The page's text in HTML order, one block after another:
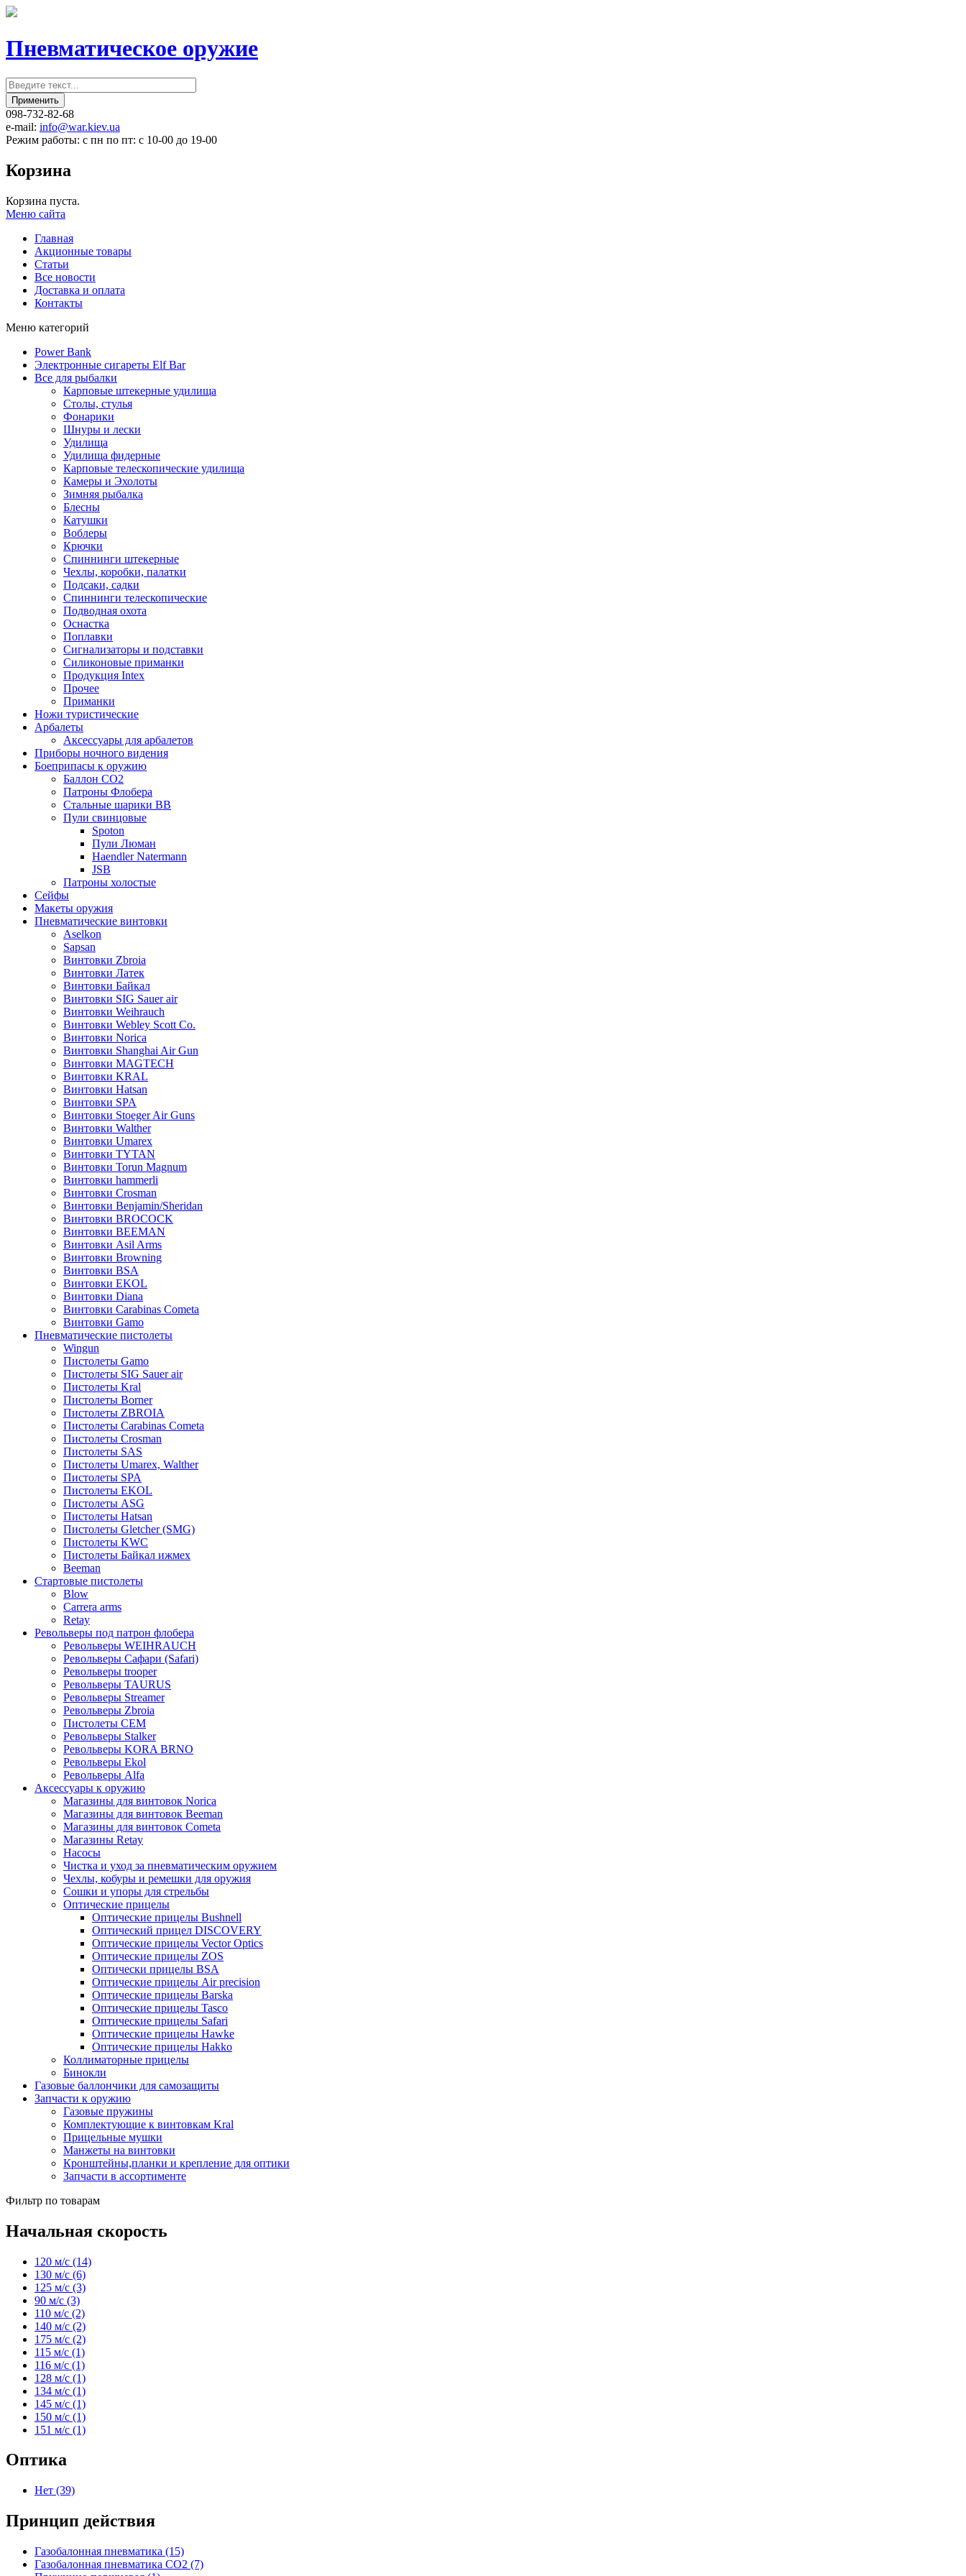
Пневматическое оружие
098-732-82-68
e-mail: info@war.kiev.ua
Режим работы: с пн по пт: с 10-00 до 19-00
Корзина
Корзина пуста.
Меню сайта
Главная
Акционные товары
Статьи
Все новости
Доставка и оплата
Контакты
Меню категорий
Power Bank
Электронные сигареты Elf Bar
Все для рыбалки
Карповые штекерные удилища
Столы, стулья
Фонарики
Шнуры и лески
Удилища
Удилища фидерные
Карповые телескопические удилища
Камеры и Эхолоты
Зимняя рыбалка
Блесны
Катушки
Воблеры
Крючки
Спиннинги штекерные
Чехлы, коробки, палатки
Подсаки, садки
Спиннинги телескопические
Подводная охота
Оснастка
Поплавки
Сигнализаторы и подставки
Силиконовые приманки
Продукция Intex
Прочее
Приманки
Ножи туристические
Арбалеты
Аксессуары для арбалетов
Приборы ночного видения
Боеприпасы к оружию
Баллон CO2
Патроны Флобера
Стальные шарики ВВ
Пули свинцовые
Spoton
Пули Люман
Haendler Natermann
JSB
Патроны холостые
Сейфы
Макеты оружия
Пневматические винтовки
Aselkon
Sapsan
Винтовки Zbroia
Винтовки Латек
Винтовки Байкал
Винтовки SIG Sauer air
Винтовки Weihrauch
Винтовки Webley Scott Co.
Винтовки Norica
Винтовки Shanghai Air Gun
Винтовки MAGTECH
Винтовки KRAL
Винтовки Hatsan
Винтовки SPA
Винтовки Stoeger Air Guns
Винтовки Walther
Винтовки Umarex
Винтовки TYTAN
Винтовки Torun Magnum
Винтовки hammerli
Винтовки Crosman
Винтовки Benjamin/Sheridan
Винтовки BROCOCK
Винтовки BEEMAN
Винтовки Asil Arms
Винтовки Browning
Винтовки BSA
Винтовки EKOL
Винтовки Diana
Винтовки Carabinas Cometa
Винтовки Gamo
Пневматические пистолеты
Wingun
Пистолеты Gamo
Пистолеты SIG Sauer air
Пистолеты Kral
Пистолеты Borner
Пистолеты ZBROIA
Пистолеты Carabinas Cometa
Пистолеты Crosman
Пистолеты SAS
Пистолеты Umarex, Walther
Пистолеты SPA
Пистолеты EKOL
Пистолеты ASG
Пистолеты Hatsan
Пистолеты Gletcher (SMG)
Пистолеты KWC
Пистолеты Байкал ижмех
Beeman
Стартовые пистолеты
Blow
Carrera arms
Retay
Револьверы под патрон флобера
Револьверы WEIHRAUCH
Револьверы Сафари (Safari)
Револьверы trooper
Револьверы TAURUS
Револьверы Streamer
Револьверы Zbroia
Пистолеты СЕМ
Револьверы Stalker
Револьверы KORA BRNO
Револьверы Ekol
Револьверы Alfa
Аксессуары к оружию
Магазины для винтовок Norica
Магазины для винтовок Beeman
Магазины для винтовок Cometa
Магазины Retay
Насосы
Чистка и уход за пневматическим оружием
Чехлы, кобуры и ремешки для оружия
Сошки и упоры для стрельбы
Оптические прицелы
Оптические прицелы Bushnell
Оптический прицел DISCOVERY
Оптические прицелы Vector Optics
Оптические прицелы ZOS
Оптически прицелы BSA
Оптические прицелы Air precision
Оптические прицелы Barska
Оптические прицелы Tasco
Оптические прицелы Safari
Оптические прицелы Hawke
Оптические прицелы Hakko
Коллиматорные прицелы
Бинокли
Газовые баллончики для самозащиты
Запчасти к оружию
Газовые пружины
Комплектующие к винтовкам Kral
Прицельные мушки
Манжеты на винтовки
Кронштейны,планки и крепление для оптики
Запчасти в ассортименте
Фильтр по товарам
Начальная скорость
120 м/с (14)
130 м/с (6)
125 м/с (3)
90 м/с (3)
110 м/с (2)
140 м/с (2)
175 м/с (2)
115 м/с (1)
116 м/с (1)
128 м/с (1)
134 м/с (1)
145 м/с (1)
150 м/с (1)
151 м/с (1)
Оптика
Нет (39)
Принцип действия
Газобалонная пневматика (15)
Газобалонная пневматика СО2 (7)